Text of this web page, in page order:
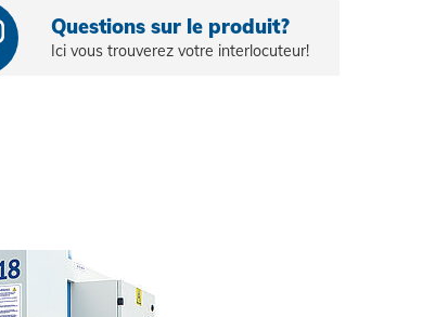
Questions sur le produit?
Ici vous trouverez votre interlocuteur!